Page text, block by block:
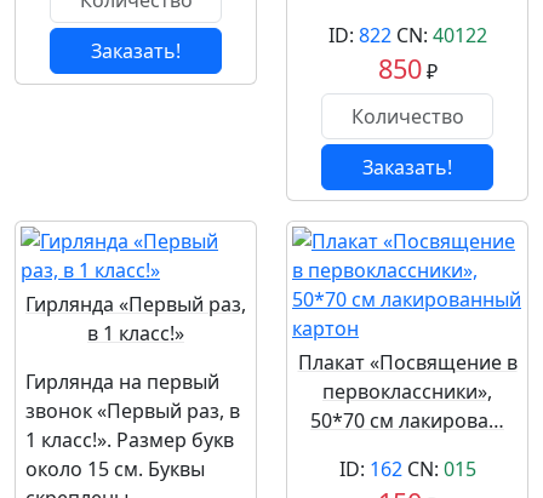
Заказать!
ID: 822CN: 40122
850₽
Заказать!
Гирлянда «Первый раз,
в 1 класс!»
Гирлянда на первый
звонок «Первый раз, в
1 класс!». Размер букв
около 15 см. Буквы
Плакат «Посвящение в
первоклассники»,
50*70 см лакирова…
ID: 162CN: 015